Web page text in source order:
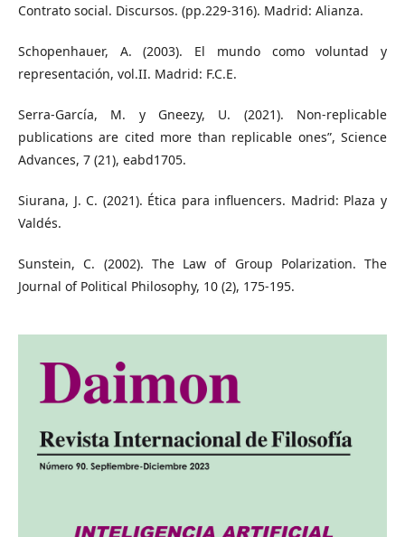
Contrato social. Discursos. (pp.229-316). Madrid: Alianza.
Schopenhauer, A. (2003). El mundo como voluntad y
representación, vol.II. Madrid: F.C.E.
Serra-García, M. y Gneezy, U. (2021). Non-replicable
publications are cited more than replicable ones”, Science
Advances, 7 (21), eabd1705.
Siurana, J. C. (2021). Ética para influencers. Madrid: Plaza y
Valdés.
Sunstein, C. (2002). The Law of Group Polarization. The
Journal of Political Philosophy, 10 (2), 175-195.